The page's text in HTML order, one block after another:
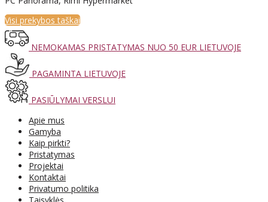
Visi prekybos taškai
NEMOKAMAS PRISTATYMAS NUO 50 EUR LIETUVOJE
PAGAMINTA LIETUVOJE
PASIŪLYMAI VERSLUI
Apie mus
Gamyba
Kaip pirkti?
Pristatymas
Projektai
Kontaktai
Privatumo politika